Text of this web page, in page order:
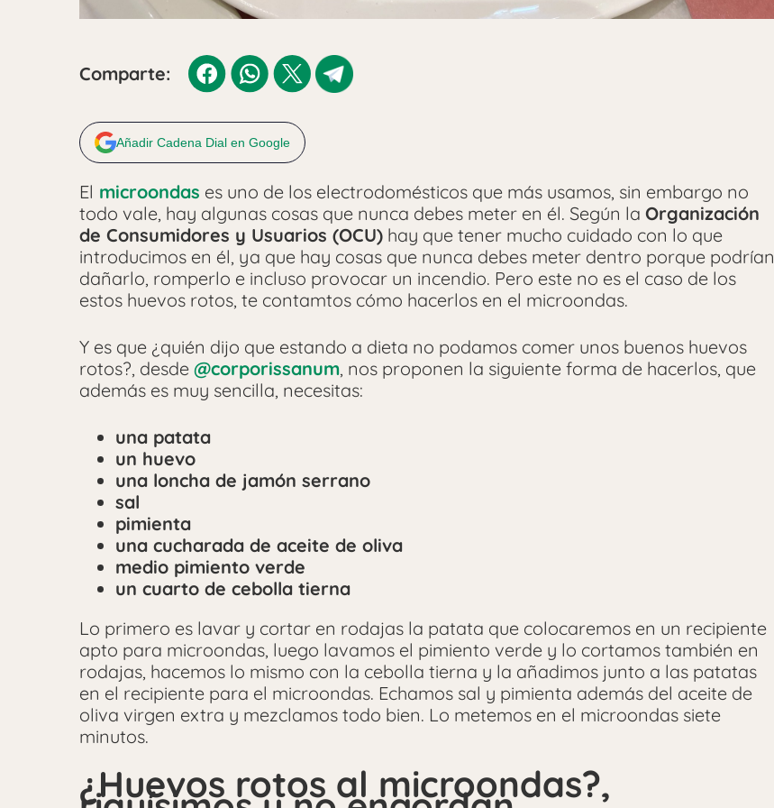
Comparte:
Añadir Cadena Dial en Google
El microondas es uno de los electrodomésticos que más usamos, sin embargo no
todo vale, hay algunas cosas que nunca debes meter en él. Según la Organización
de Consumidores y Usuarios (OCU) hay que tener mucho cuidado con lo que
introducimos en él, ya que hay cosas que nunca debes meter dentro porque podrían
dañarlo, romperlo e incluso provocar un incendio. Pero este no es el caso de los
estos huevos rotos, te contamtos cómo hacerlos en el microondas.
Y es que ¿quién dijo que estando a dieta no podamos comer unos buenos huevos
rotos?, desde @corporissanum, nos proponen la siguiente forma de hacerlos, que
además es muy sencilla, necesitas:
una patata
un huevo
una loncha de jamón serrano
sal
pimienta
una cucharada de aceite de oliva
medio pimiento verde
un cuarto de cebolla tierna
Lo primero es lavar y cortar en rodajas la patata que colocaremos en un recipiente
apto para microondas, luego lavamos el pimiento verde y lo cortamos también en
rodajas, hacemos lo mismo con la cebolla tierna y la añadimos junto a las patatas
en el recipiente para el microondas. Echamos sal y pimienta además del aceite de
oliva virgen extra y mezclamos todo bien. Lo metemos en el microondas siete
minutos.
¿Huevos rotos al microondas?,